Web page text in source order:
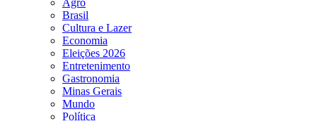
Agro
Brasil
Cultura e Lazer
Economia
Eleições 2026
Entretenimento
Gastronomia
Minas Gerais
Mundo
Política